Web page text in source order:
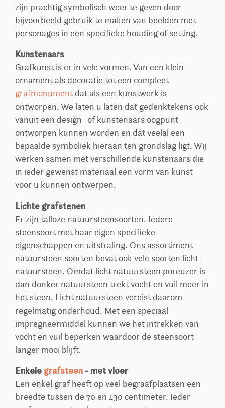
zijn prachtig symbolisch weer te geven door
bijvoorbeeld gebruik te maken van beelden met
personages in een specifieke houding of setting.
Kunstenaars
Grafkunst is er in vele vormen. Van een klein
ornament als decoratie tot een compleet
grafmonument dat als een kunstwerk is
ontworpen. We laten u laten dat gedenktekens ook
vanuit een design- of kunstenaars oogpunt
ontworpen kunnen worden en dat veelal een
bepaalde symboliek hieraan ten grondslag ligt. Wij
werken samen met verschillende kunstenaars die
in ieder gewenst materiaal een vorm van kunst
voor u kunnen ontwerpen.
Lichte grafstenen
Er zijn talloze natuursteensoorten. Iedere
steensoort met haar eigen specifieke
eigenschappen en uitstraling. Ons assortiment
natuursteen soorten bevat ook vele soorten licht
natuursteen. Omdat licht natuursteen poreuzer is
dan donker natuursteen trekt vocht en vuil meer in
het steen. Licht natuursteen vereist daarom
regelmatig onderhoud. Met een speciaal
impregneermiddel kunnen we het intrekken van
vocht en vuil beperken waardoor de steensoort
langer mooi blijft.
Enkele grafsteen - met vloer
Een enkel graf heeft op veel begraafplaatsen een
breedte tussen de 70 en 130 centimeter. Ieder